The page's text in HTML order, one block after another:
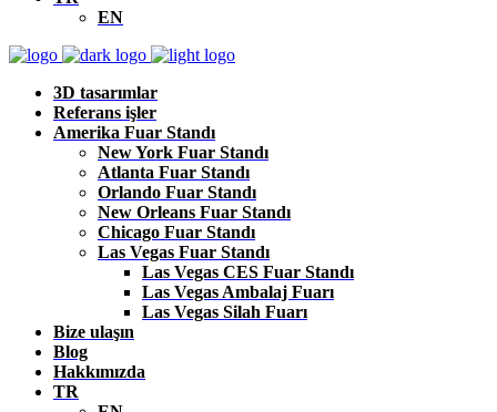
EN
3D tasarımlar
Referans işler
Amerika Fuar Standı
New York Fuar Standı
Atlanta Fuar Standı
Orlando Fuar Standı
New Orleans Fuar Standı
Chicago Fuar Standı
Las Vegas Fuar Standı
Las Vegas CES Fuar Standı
Las Vegas Ambalaj Fuarı
Las Vegas Silah Fuarı
Bize ulaşın
Blog
Hakkımızda
TR